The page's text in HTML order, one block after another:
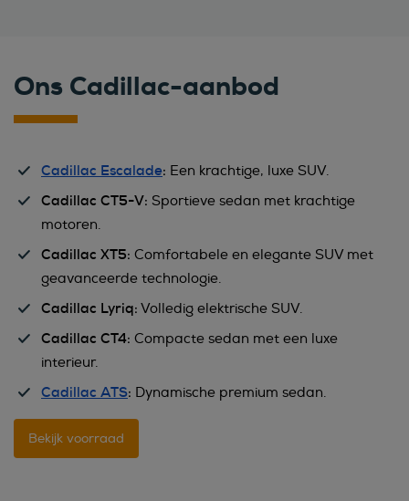
Ons Cadillac-aanbod
Cadillac Escalade: Een krachtige, luxe SUV.
Cadillac CT5-V: Sportieve sedan met krachtige
motoren.
Cadillac XT5: Comfortabele en elegante SUV met
geavanceerde technologie.
Cadillac Lyriq: Volledig elektrische SUV.
Cadillac CT4: Compacte sedan met een luxe
interieur.
Cadillac ATS: Dynamische premium sedan.
Bekijk voorraad